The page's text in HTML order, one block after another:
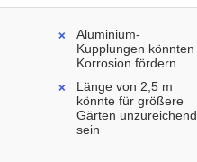
Aluminium-
Kupplungen könnten
Korrosion fördern
Länge von 2,5 m
könnte für größere
Gärten unzureichend
sein